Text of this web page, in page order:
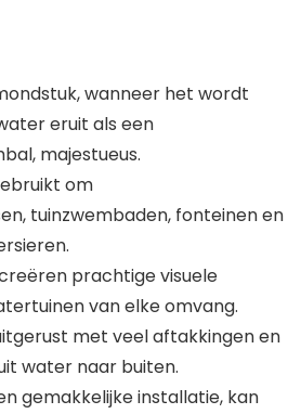
wanneer het wordt
eruit als een
majestueus.
om
tuinzwembaden, fonteinen en
prachtige visuele
van elke omvang.
met veel aftakkingen en
water naar buiten.
gemakkelijke installatie, kan